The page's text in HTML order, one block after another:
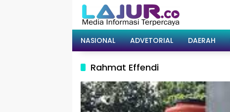
NASIONAL ADVETORIAL DAERAH
Rahmat Effendi